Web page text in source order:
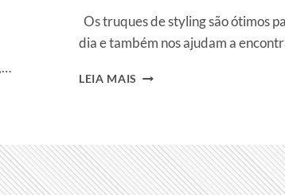
Os truques de styling são ótimos
dia e também nos ajudam a
LEIA MAIS SANDÁLIA
USAR
A
TENDÊNCIA